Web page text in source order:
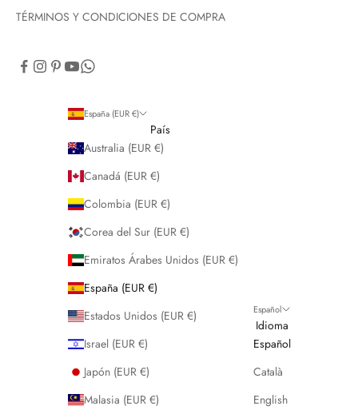
TÉRMINOS Y CONDICIONES DE COMPRA
España (EUR €)
País
Australia (EUR €)
Canadá (EUR €)
Colombia (EUR €)
Corea del Sur (EUR €)
Emiratos Árabes Unidos (EUR €)
España (EUR €)
Estados Unidos (EUR €)
Israel (EUR €)
Japón (EUR €)
Malasia (EUR €)
Español
Idioma
Español
Català
English